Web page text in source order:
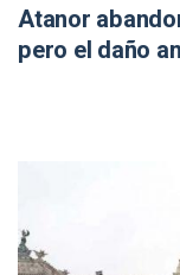
Atanor
pero el daño